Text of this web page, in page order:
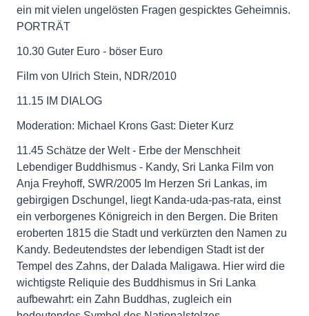
ein mit vielen ungelösten Fragen gespicktes Geheimnis.
PORTRÄT
10.30 Guter Euro - böser Euro
Film von Ulrich Stein, NDR/2010
11.15 IM DIALOG
Moderation: Michael Krons Gast: Dieter Kurz
11.45 Schätze der Welt - Erbe der Menschheit
Lebendiger Buddhismus - Kandy, Sri Lanka Film von
Anja Freyhoff, SWR/2005 Im Herzen Sri Lankas, im
gebirgigen Dschungel, liegt Kanda-uda-pas-rata, einst
ein verborgenes Königreich in den Bergen. Die Briten
eroberten 1815 die Stadt und verkürzten den Namen zu
Kandy. Bedeutendstes der lebendigen Stadt ist der
Tempel des Zahns, der Dalada Maligawa. Hier wird die
wichtigste Reliquie des Buddhismus in Sri Lanka
aufbewahrt: ein Zahn Buddhas, zugleich ein